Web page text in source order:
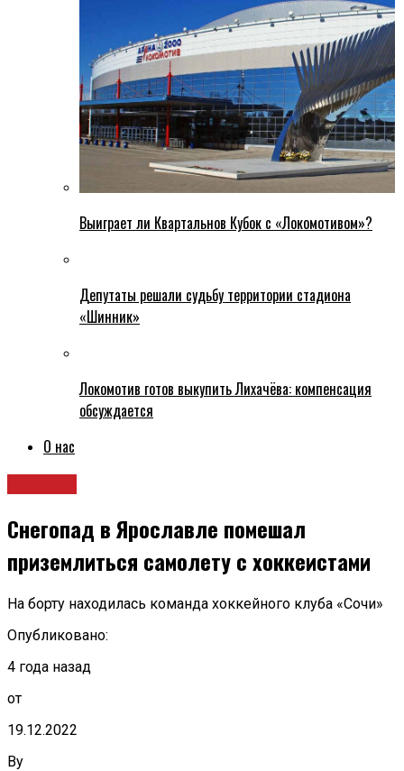
Выиграет ли Квартальнов Кубок с «Локомотивом»?
Депутаты решали судьбу территории стадиона
«Шинник»
Локомотив готов выкупить Лихачёва: компенсация
обсуждается
О нас
Снегопад в Ярославле помешал
приземлиться самолету с хоккеистами
На борту находилась команда хоккейного клуба «Сочи»
Опубликовано:
4 года назад
от
19.12.2022
By